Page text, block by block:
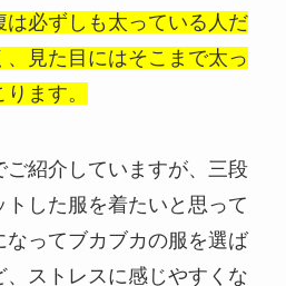
は必ずしも太っている人だ
見た目にはそこまで太っ
ます。
ご紹介していますが、三段
した服を着たいと思って
なってブカブカの服を選ば
、ストレスに感じやすくな